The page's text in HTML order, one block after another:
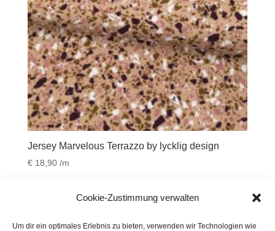
Cookie-Zustimmung verwalten
Um dir ein optimales Erlebnis zu bieten, verwenden wir Technologien wie
Jersey Marvelous Terrazzo by lycklig design
€18,90/m